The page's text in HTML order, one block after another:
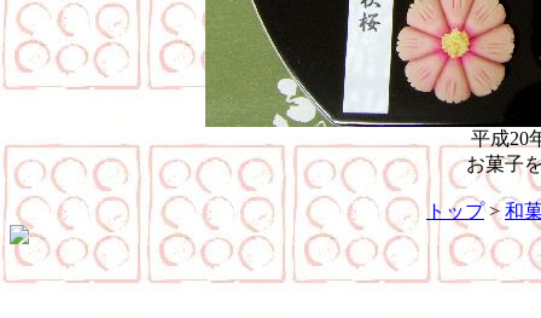
平成20
お菓子
トップ>和